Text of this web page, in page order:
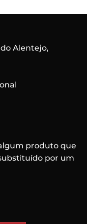
Alentejo,
produto que
por um